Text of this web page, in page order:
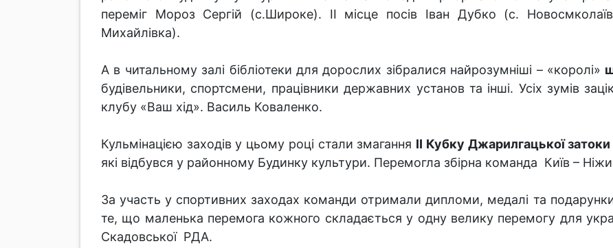
переміг Мороз Сергій (с.Широке). ІІ місце посів Іван Дубко (с.
Михайлівка).
А в читальному залі бібліотеки для дорослих зібралися найрозумніші – «королі»
будівельники, спортсмени, працівники державних установ та інші. Усіх зумів
клубу «Ваш хід». Василь Коваленко.
Кульмінацією заходів у цьому році стали змагання ІІ Кубку Джарилгацької
які відбувся у районному Будинку культури. Перемогла збірна команда Київ –
За участь у спортивних заходах команди отримали дипломи, медалі та
те, що маленька перемога кожного складається у одну велику перемогу для
Скадовської РДА.